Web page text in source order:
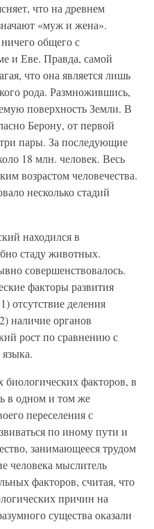
что на древнем
«муж и жена».
общего с
и Еве. Правда, самой
что она является лишь
рода. Размножившись,
поверхность Земли. В
Берону, от первой
пары. За последующие
18 млн. человек. Весь
возрастом человечества.
несколько стадий
находился в
стаду животных.
совершенствовалось.
факторы развития
отсутствие деления
наличие органов
рост по сравнению с
факторов, в
в одном и том же
переселения с
по иному пути и
занимающееся трудом
человека мыслитель
факторов, считая, что
причин на
существа оказали